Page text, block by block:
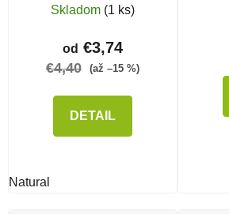
ml
Skladom (1 ks)
od €3,74
€4,40 (až –15 %)
DETAIL
Natural